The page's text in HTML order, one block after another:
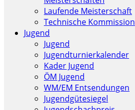
Laufende Meisterschaft
Technische Kommission
Jugend
Jugend
Jugendturnierkalender
Kader Jugend
ÖM Jugend
WM/EM Entsendungen
Jugendgütesiegel